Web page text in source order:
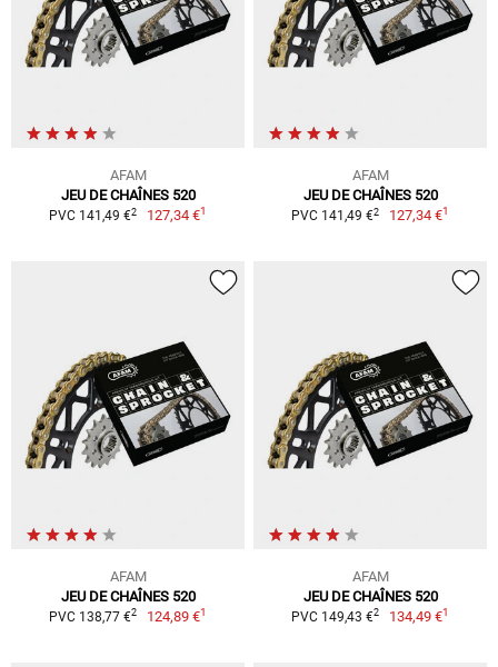
AFAM
JEU DE CHAÎNES 520
PVC 141,49 €2 127,34 €1
AFAM
JEU DE CHAÎNES 520
PVC 141,49 €2 127,34 €1
AFAM
JEU DE CHAÎNES 520
PVC 138,77 €2 124,89 €1
AFAM
JEU DE CHAÎNES 520
PVC 149,43 €2 134,49 €1